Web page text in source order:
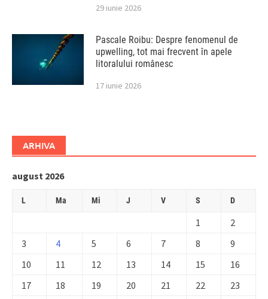
29 iunie 2026
Pascale Roibu: Despre fenomenul de
upwelling, tot mai frecvent în apele
litoralului românesc
17 iunie 2026
ARHIVA
august 2026
L Ma Mi J V S D
1
2
3
4 5 6 7 8
9
10
11 12 13 14 15
16
17
18 19 20 21 22
23